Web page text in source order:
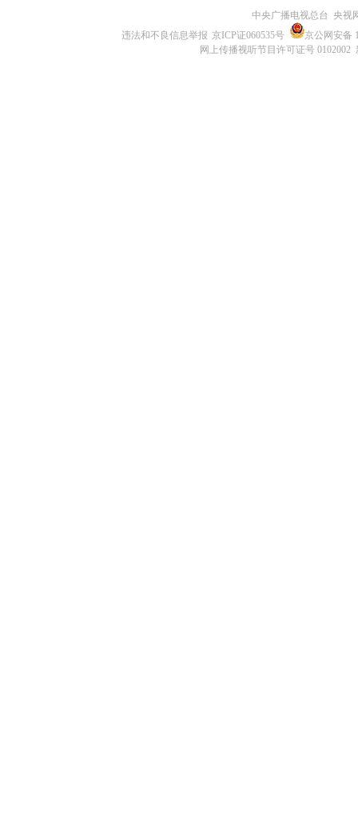
中央广播电视总台 央视
违法和不良信息举报 京ICP证060535号
京公网安备
网上传播视听节目许可证号 0102002